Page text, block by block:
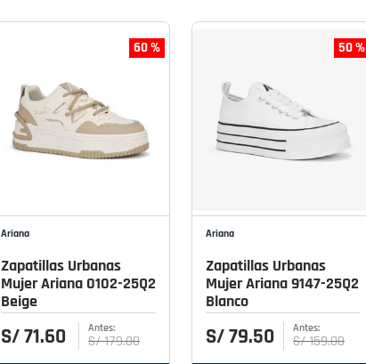
60 %
Ariana
Zapatillas Urbanas
Mujer Ariana 0102-25Q2
Beige
S/71.60 S/179.00
50 %
Ariana
Zapatillas Urbanas
Mujer Ariana 9147-25Q2
Blanco
S/79.50 S/159.00